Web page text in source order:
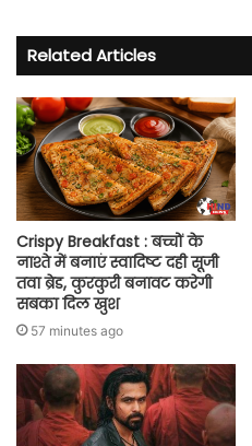
Related Articles
Crispy Breakfast : बच्चों के
नाश्ते में बनाएं स्वादिष्ट दही सूजी
तवा ब्रेड, कुरकुरी बनावट करेगी
सबका दिल खुश
57 minutes ago